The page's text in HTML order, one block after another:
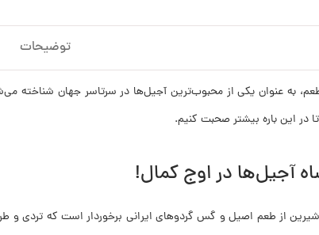
توضیحات
به عنوان یکی از محبوب‌ترین آجیل‌ها در سرتاسر جهان شناخته
در این باره بیشتر صحبت کنیم.
آجیل‌ها در اوج کمال!
از طعم اصیل و گس گردوهای ایرانی برخوردار است که تردی و